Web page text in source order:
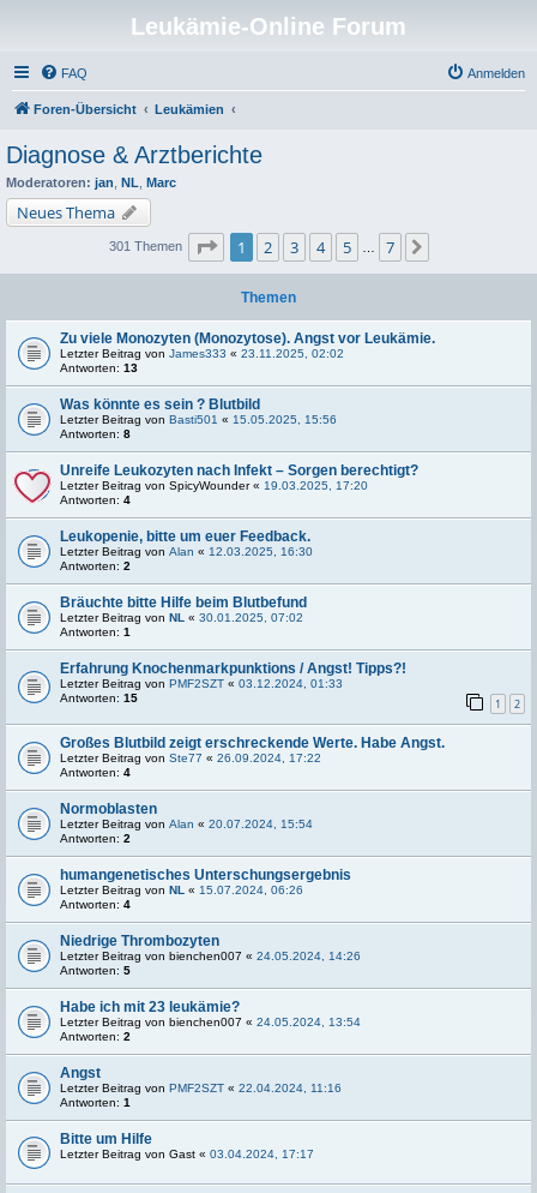
Leukämie-Online Forum
FAQ Anmelden
Foren-Übersicht Leukämien
Diagnose & Arztberichte
Moderatoren: jan NL Marc
Neues Thema
301 Themen Seite von
1 2 3 4 5 7
Themen
Zu viele Monozyten (Monozytose). Angst vor Leukämie.
Letzter Beitrag von James333 « 23.11.2025, 02:02
Antworten: 13
Was könnte es sein ? Blutbild
Letzter Beitrag von Basti501 « 15.05.2025, 15:56
Antworten: 8
Unreife Leukozyten nach Infekt – Sorgen berechtigt?
Letzter Beitrag von SpicyWounder« 19.03.2025, 17:20
Antworten: 4
Leukopenie, bitte um euer Feedback.
Letzter Beitrag von Alan « 12.03.2025, 16:30
Antworten: 2
Bräuchte bitte Hilfe beim Blutbefund
Letzter Beitrag von NL « 30.01.2025, 07:02
Antworten: 1
Erfahrung Knochenmarkpunktions / Angst! Tipps?!
Letzter Beitrag von PMF2SZT « 03.12.2024, 01:33
Antworten: 15 1 2
Großes Blutbild zeigt erschreckende Werte. Habe Angst.
Letzter Beitrag von Ste77 « 26.09.2024, 17:22
Antworten: 4
Normoblasten
Letzter Beitrag von Alan « 20.07.2024, 15:54
Antworten: 2
humangenetisches Unterschungsergebnis
Letzter Beitrag von NL « 15.07.2024, 06:26
Antworten: 4
Niedrige Thrombozyten
Letzter Beitrag von bienchen007 « 24.05.2024, 14:26
Antworten: 5
Habe ich mit 23 leukämie?
Letzter Beitrag von bienchen007 « 24.05.2024, 13:54
Antworten: 2
Angst
Letzter Beitrag von PMF2SZT « 22.04.2024, 11:16
Antworten: 1
Bitte um Hilfe
Letzter Beitrag von Gast « 03.04.2024, 17:17